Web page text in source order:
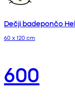
Dečji badepončo
60 x 120 cm
600